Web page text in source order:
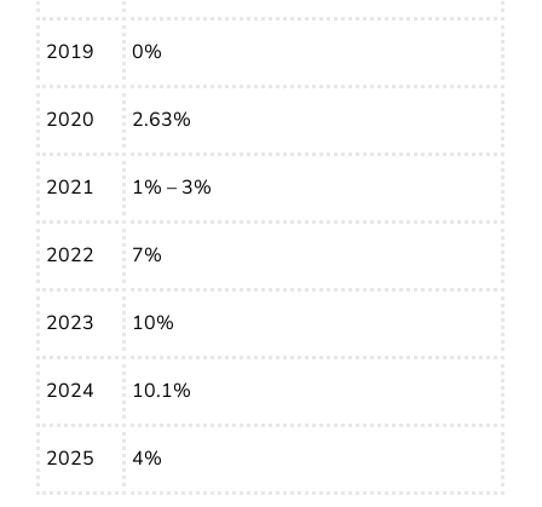
2019 0%
2020 2.63%
2021 1% – 3%
2022 7%
2023 10%
2024 10.1%
2025 4%